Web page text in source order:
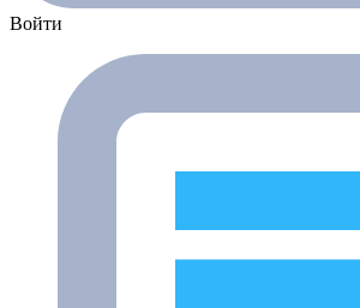
Войти